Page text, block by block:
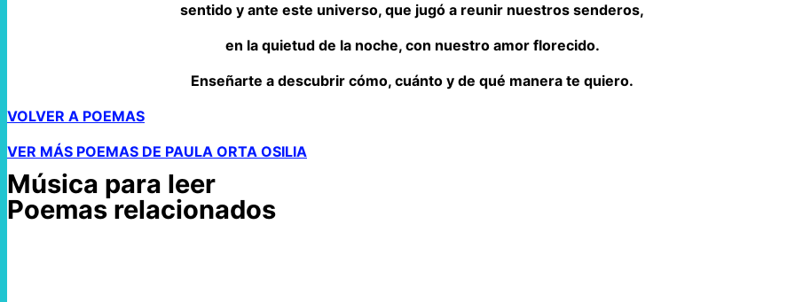
sentido y ante este universo, que jugó a reunir nuestros senderos,
en la quietud de la noche, con nuestro amor florecido.
Enseñarte a descubrir cómo, cuánto y de qué manera te quiero.
VOLVER A POEMAS
VER MÁS POEMAS DE PAULA ORTA OSILIA
Música para leer
Poemas relacionados